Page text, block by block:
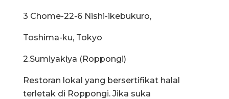
3 Chome-22-6 Nishi-ikebukuro,
Toshima-ku, Tokyo
2.Sumiyakiya (Roppongi)
Restoran lokal yang bersertifikat halal
terletak di Roppongi. Jika suka